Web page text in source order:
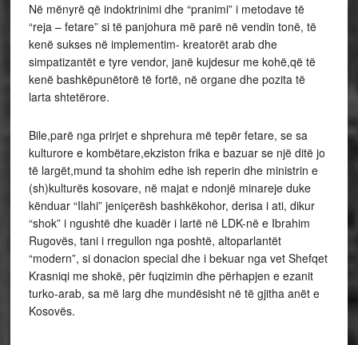
Në mënyrë që indoktrinimi dhe “pranimi” i metodave të
“reja – fetare” si të panjohura më parë në vendin tonë, të
kenë sukses në implementim- kreatorët arab dhe
simpatizantët e tyre vendor, janë kujdesur me kohë,që të
kenë bashkëpunëtorë të fortë, në organe dhe pozita të
larta shtetërore.
Bile,parë nga prirjet e shprehura më tepër fetare, se sa
kulturore e kombëtare,ekziston frika e bazuar se një ditë jo
të largët,mund ta shohim edhe ish reperin dhe ministrin e
(sh)kulturës kosovare, në majat e ndonjë minareje duke
kënduar “Ilahi” jeniçerësh bashkëkohor, derisa i ati, dikur
“shok” i ngushtë dhe kuadër i lartë në LDK-në e Ibrahim
Rugovës, tani i rregullon nga poshtë, altoparlantët
“modern”, si donacion special dhe i bekuar nga vet Shefqet
Krasniqi me shokë, për fuqizimin dhe përhapjen e ezanit
turko-arab, sa më larg dhe mundësisht në të gjitha anët e
Kosovës.